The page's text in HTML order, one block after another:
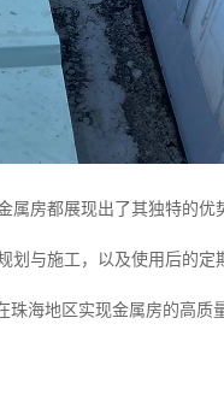
属房都展现出了其独特的优
与施工，以及使用后的
珠海地区实现金属房的高质